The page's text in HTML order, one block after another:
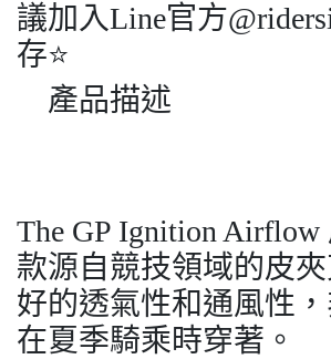
議加入Line官方
存⭐️
產品描述
The GP Ignition
款源自競技領域的皮
好的透氣性和通風性
在夏季騎乘時穿著。